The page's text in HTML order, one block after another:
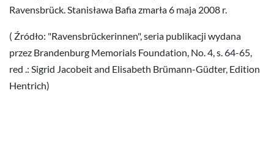
Ravensbrück. Stanisława Bafia zmarła 6 maja 2008 r.
( Źródło: "Ravensbrückerinnen", seria publikacji wydana
przez Brandenburg Memorials Foundation, No. 4, s. 64-65,
red .: Sigrid Jacobeit and Elisabeth Brümann-Güdter, Edition
Hentrich)